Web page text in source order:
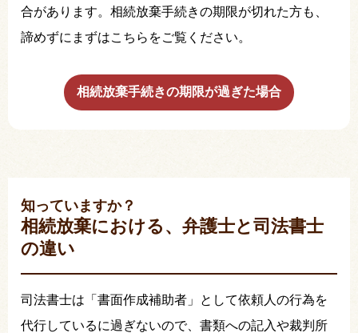
合があります。相続放棄手続きの期限が切れた方も、
諦めずにまずはこちらをご覧ください。
相続放棄手続きの期限が過ぎた場合
知っていますか？
相続放棄における、弁護士と司法書士
の違い
司法書士は「書面作成補助者」として依頼人の行為を
代行しているに過ぎないので、書類への記入や裁判所